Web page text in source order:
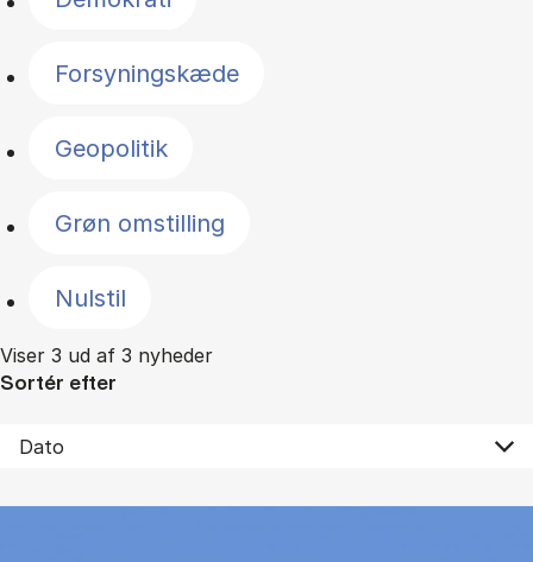
Forsyningskæde
Geopolitik
Grøn omstilling
Nulstil
Viser 3 ud af 3 nyheder
Sortér efter